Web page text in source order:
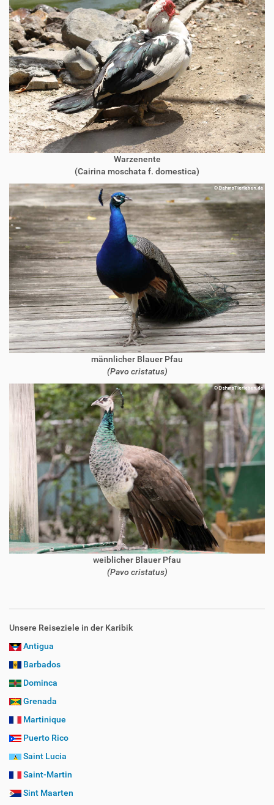
Warzenente
(Cairina moschata f. domestica)
männlicher Blauer Pfau
(Pavo cristatus)
weiblicher Blauer Pfau
(Pavo cristatus)
Unsere Reiseziele in der Karibik
Antigua
Barbados
Dominca
Grenada
Martinique
Puerto Rico
Saint Lucia
Saint-Martin
Sint Maarten